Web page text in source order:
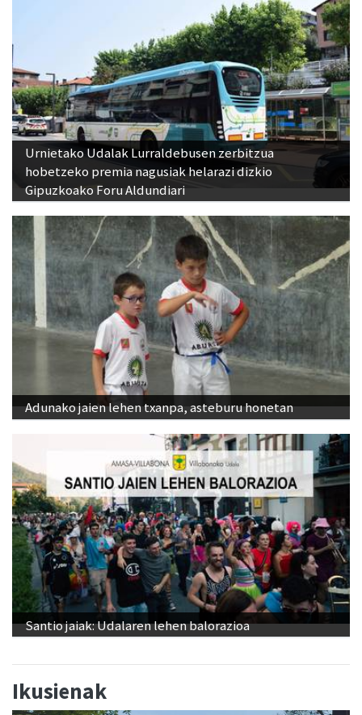
Urnietako Udalak Lurraldebusen zerbitzua
hobetzeko premia nagusiak helarazi dizkio
Gipuzkoako Foru Aldundiari
Adunako jaien lehen txanpa, asteburu honetan
Santio jaiak: Udalaren lehen balorazioa
Ikusienak